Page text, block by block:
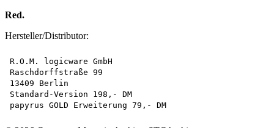
Red.
Hersteller/Distributor:
R.O.M. logicware GmbH
Raschdorffstraße 99
13409 Berlin
Standard-Version 198,- DM